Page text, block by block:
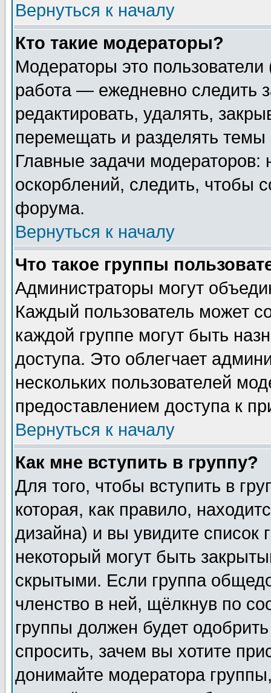
Вернуться к началу
Кто такие модераторы?
Модераторы это
работа — ежедневно следить
редактировать, удалять,
перемещать и разделять
Главные задачи
оскорблений, следить, чтобы
форума.
Вернуться к началу
Что такое группы
Администраторы могут
Каждый пользователь может
каждой группе могут быть
доступа. Это облегчает
нескольких пользователей
предоставлением доступа к
Вернуться к началу
Как мне вступить в группу?
Для того, чтобы вступить в
которая, как правило,
дизайна) и вы увидите список
некоторый могут быть
скрытыми. Если группа
членство в ней, щёлкнув по
группы должен будет
спросить, зачем вы хотите
донимайте модератора